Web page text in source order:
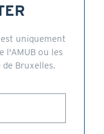
uniquement
l'AMUB ou les
de Bruxelles.